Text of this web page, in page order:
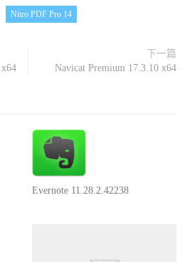
Nitro PDF Pro 14
下一篇
Navicat Premium 17.3.10 x64
Evernote 11.28.2.42238